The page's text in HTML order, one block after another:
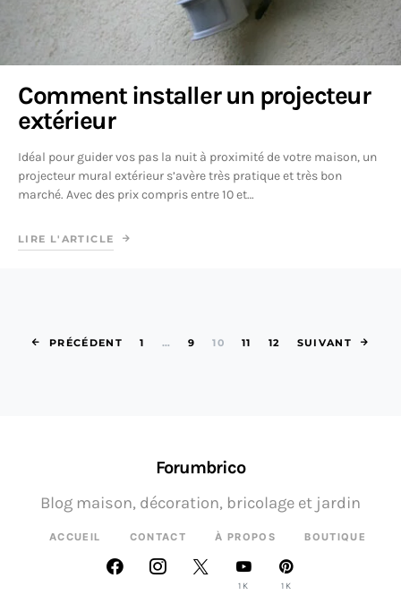
Comment installer un projecteur
extérieur
Idéal pour guider vos pas la nuit à proximité de votre maison, un
projecteur mural extérieur s’avère très pratique et très bon
marché. Avec des prix compris entre 10 et…
LIRE L'ARTICLE
Pagination
PRÉCÉDENT 1 … 9 10 11 12 SUIVANT
Forumbrico
ACCUEIL CONTACT À PROPOS BOUTIQUE
Blog maison, décoration, bricolage et jardin
1K 1K